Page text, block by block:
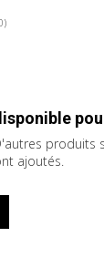
produits
ajoutés.